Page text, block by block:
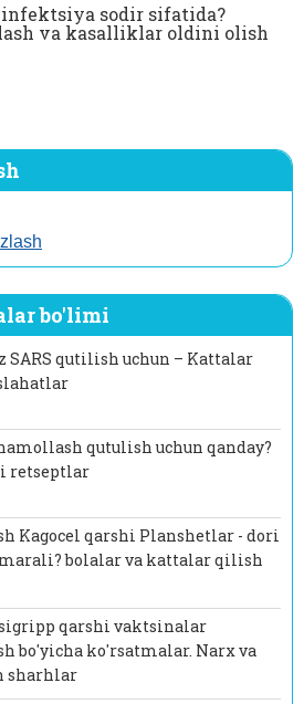
sodir sifatida?
va kasalliklar oldini olish
bo'limi
SARS qutilish uchun – Kattalar
qutulish uchun qanday?
retseptlar
Kagocel qarshi Planshetlar - dori
bolalar va kattalar qilish
qarshi vaktsinalar
bo'yicha ko'rsatmalar. Narx va
sharhlar